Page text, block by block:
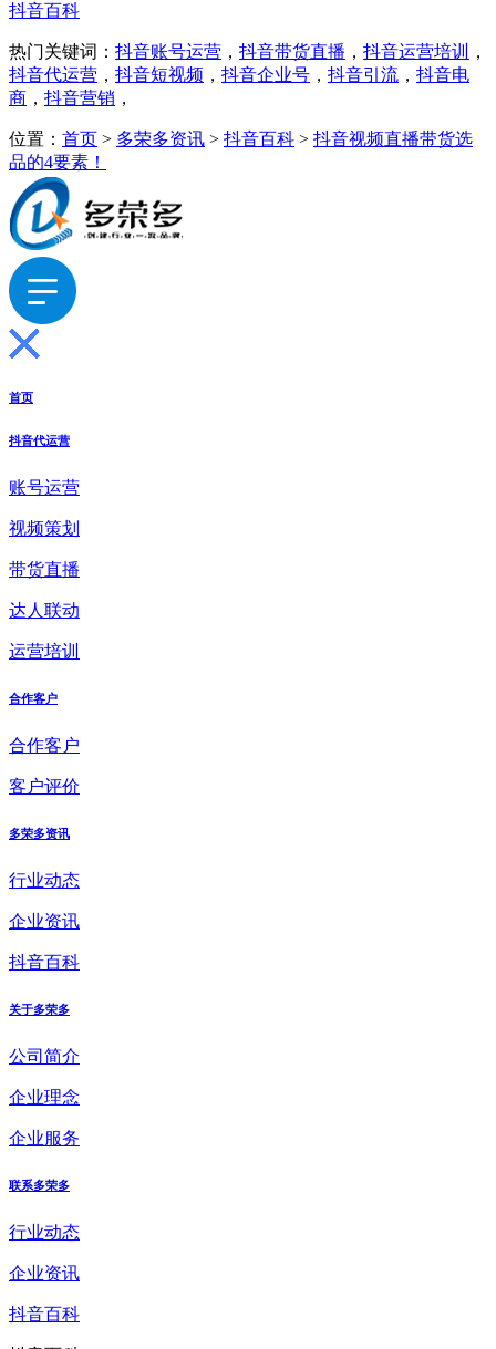
抖音百科
热门关键词： 抖音账号运营 ， 抖音带货直播 ， 抖音运营培训
，
抖音代运营 ， 抖音短视频 ， 抖音企业号 ， 抖音引流 ， 抖音电
商 ， 抖音营销 ，
位置： 首页 > 多荣多资讯 > 抖音百科 > 抖音视频直播带货选
品的4要素！
首页
抖音代运营
账号运营
视频策划
带货直播
达人联动
运营培训
合作客户
合作客户
客户评价
多荣多资讯
行业动态
企业资讯
抖音百科
关于多荣多
公司简介
企业理念
企业服务
联系多荣多
行业动态
企业资讯
抖音百科